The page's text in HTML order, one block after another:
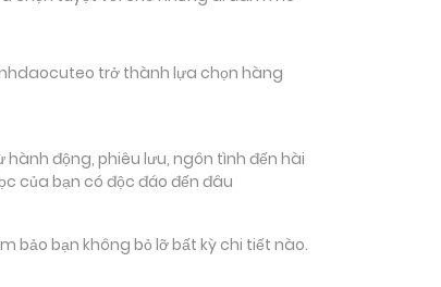
trở thành lựa chọn hàng
hành động, phiêu lưu, ngôn tình đến hài
của bạn có độc đáo đến đâu
bảo bạn không bỏ lỡ bất kỳ chi tiết nào.